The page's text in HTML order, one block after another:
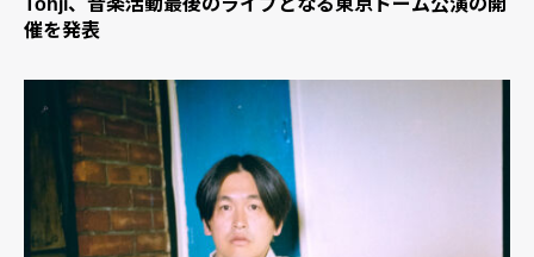
催を発表